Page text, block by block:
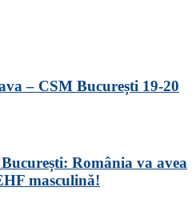
– CSM București 19-20
România va avea
masculină!